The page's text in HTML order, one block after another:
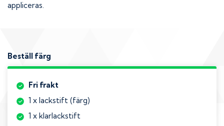
appliceras.
Beställ färg
Fri frakt
1 x lackstift (färg)
1 x klarlackstift